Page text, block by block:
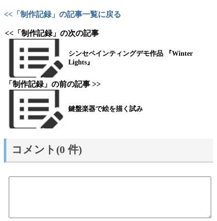
<<「制作記録」の記事一覧に戻る
<<「制作記録」の次の記事
シンセペインティングデモ作品 『Winter
Lights』
「制作記録」の前の記事 >>
鍵盤楽器で絵を描く試み
コメント(0 件)